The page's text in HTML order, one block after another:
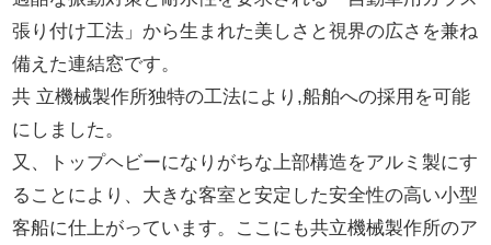
張り付け工法」から生まれた美しさと視界の広さを兼ね
備えた連結窓です。
共 立機械製作所独特の工法により,船舶への採用を可能
にしました。
又、トップヘビーになりがちな上部構造をアルミ製にす
ることにより、大きな客室と安定した安全性の高い小型
客船に仕上がっています。ここにも共立機械製作所のア